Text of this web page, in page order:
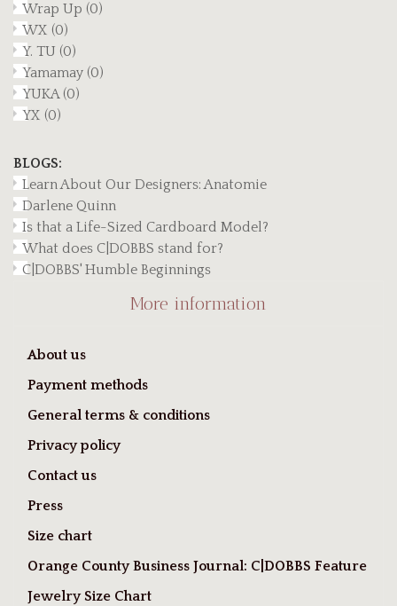
Wrap Up (0)
WX (0)
Y. TU (0)
Yamamay (0)
YUKA(0)
YX (0)
BLOGS:
Learn About Our Designers: Anatomie
Darlene Quinn
Is that a Life-Sized Cardboard Model?
What does C|DOBBS stand for?
C|DOBBS' Humble Beginnings
More information
About us
Payment methods
General terms & conditions
Privacy policy
Contact us
Press
Size chart
Orange County Business Journal: C|DOBBS Feature
Jewelry Size Chart